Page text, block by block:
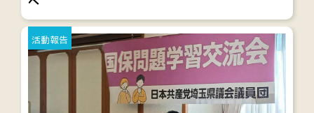
活動報告